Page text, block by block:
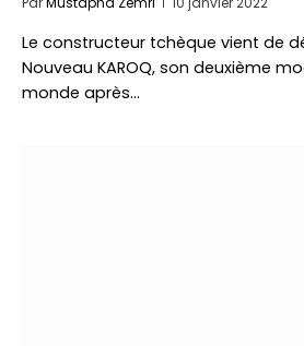
Le constructeur tchèque vient de
Nouveau KAROQ, son deuxième
monde après…